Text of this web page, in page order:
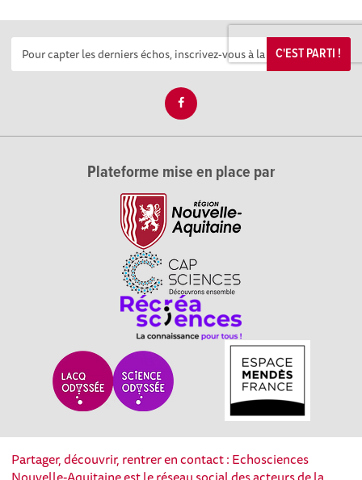
C'EST PARTI !
Plateforme mise en place par
Partager, découvrir, rentrer en contact : Echosciences